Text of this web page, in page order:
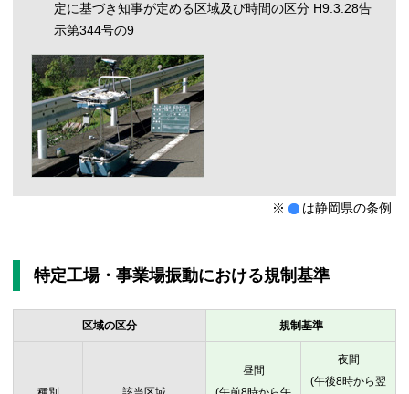
定に基づき知事が定める区域及び時間の区分 H9.3.28告
示第344号の9
※ は静岡県の条例
特定工場・事業場振動における規制基準
区域の区分 規制基準
昼間
夜間
(午後8時から翌